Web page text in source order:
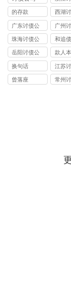
司
的存款
西湖
司
广东讨债公
司
广州
司
珠海讨债公
司
和追
岳阳讨债公
司
款人本
换句话
江苏
司
曾落座
常州